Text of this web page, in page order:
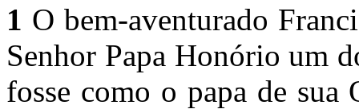
1 O bem-aventurado
Senhor Papa Honório um
fosse como o papa de